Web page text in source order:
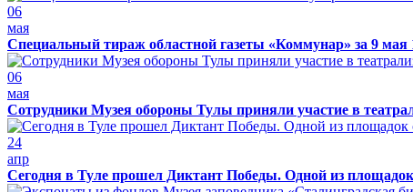
06
мая
Специальный тираж областной газеты «Коммунар» за 9
06
мая
Сотрудники Музея обороны Тулы приняли участие в
24
апр
Сегодня в Туле прошел Диктант Победы. Одной из